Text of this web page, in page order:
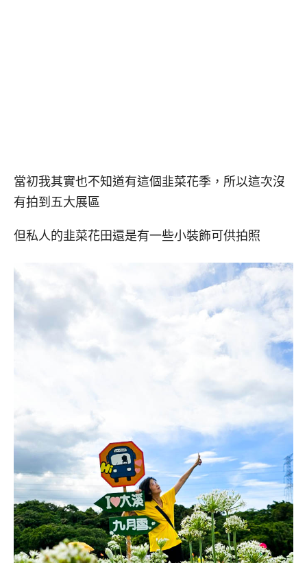
當初我其實也不知道有這個韭菜花季，所以這次沒
有拍到五大展區
但私人的韭菜花田還是有一些小裝飾可供拍照